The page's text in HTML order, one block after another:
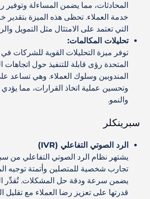
المحادثات، مما يضمن المساءلة
خدمة العملاء. تحظى هذه الميزة
التي تعتمد على الامتثال مثل التمويل
تحليلات المكالمات:
توفر ميزة التحليلات القوية للشركات في
المتحدة رؤى قابلة للتنفيذ حول اتجاهات
المندوبين وسلوك العملاء. وهي تساعد
وتحسين عملية اتخاذ القرارات، مما يؤدي
والنمو.
سبرينكلر
الرد الصوتي التفاعلي (IVR)
يشتهر نظام الرد الصوتي التفاعلي من
تجارب شخصية للمتصلين وأتمتة توجيه
يضمن سرعة ودقة حل المشكلات. تُقدِّر
قدرتها على تعزيز رضا العملاء مع تقليل